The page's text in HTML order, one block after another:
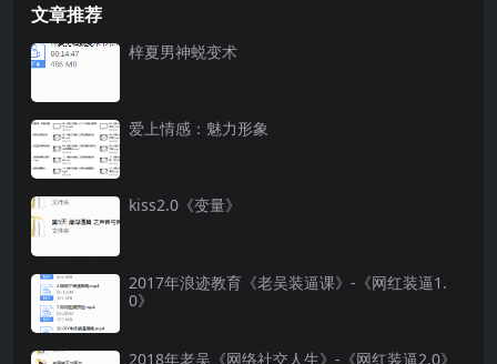
文章推荐
梓夏男神蜕变术
爱上情感：魅力形象
kiss2.0《变量》
2017年浪迹教育《老吴装逼课》-《网红装逼1.
0》
2018年老吴《网络社交人生》-《网红装逼2.0》